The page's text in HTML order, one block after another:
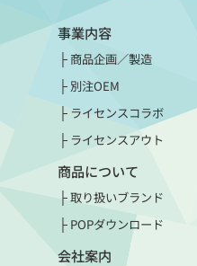
事業内容
商品企画／製造
別注OEM
ライセンスコラボ
ライセンスアウト
商品について
取り扱いブランド
POPダウンロード
会社案内